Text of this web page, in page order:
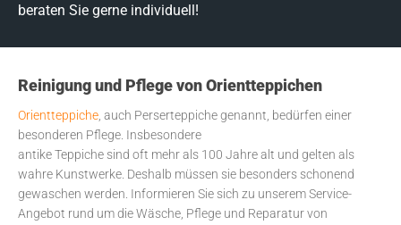
beraten Sie gerne individuell!
Reinigung und Pflege von Orientteppichen
Orientteppiche , auch Perserteppiche genannt, bedürfen einer
besonderen Pflege. Insbesondere
antike Teppiche sind oft mehr als 100 Jahre alt und gelten als
wahre Kunstwerke. Deshalb müssen sie besonders schonend
gewaschen werden. Informieren Sie sich zu unserem Service-
Angebot rund um die Wäsche, Pflege und Reparatur von